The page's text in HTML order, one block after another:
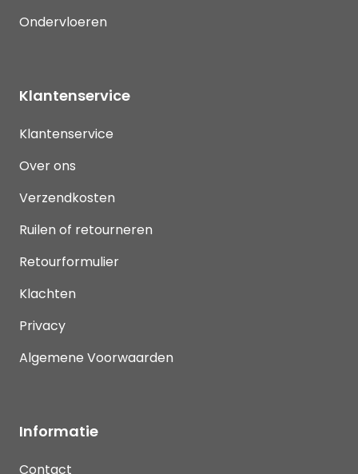
Ondervloeren
Klantenservice
Klantenservice
Over ons
Verzendkosten
Ruilen of retourneren
Retourformulier
Klachten
Privacy
Algemene Voorwaarden
Informatie
Contact